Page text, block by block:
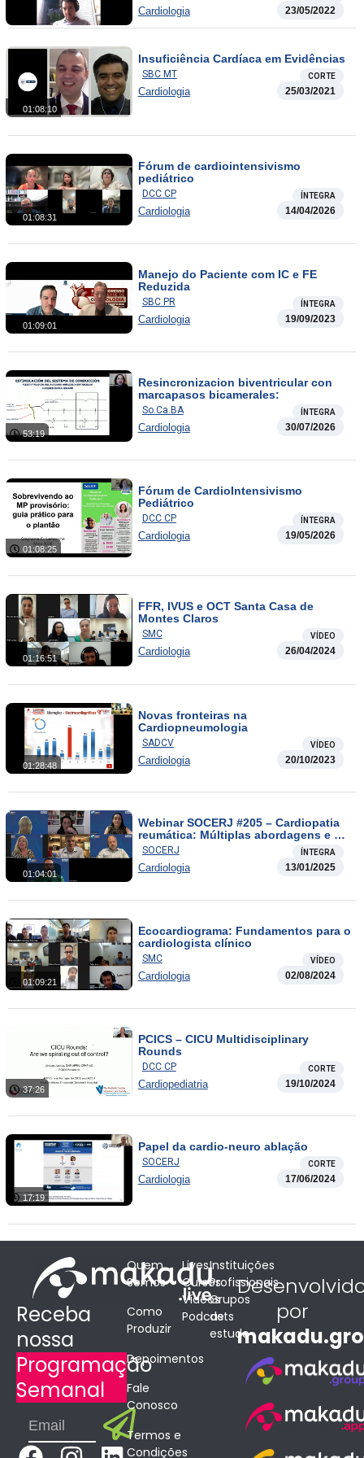
Cardiologia 23/05/2022
01:08:10
Insuficiência Cardíaca em Evidências
SBC MT CORTE
Cardiologia 25/03/2021
01:08:31
Fórum de cardiointensivismo
pediátrico
DCC CP ÍNTEGRA
Cardiologia 14/04/2026
01:09:01
Manejo do Paciente com IC e FE
Reduzida
SBC PR ÍNTEGRA
Cardiologia 19/09/2023
53:19
Resincronizacion biventricular con
marcapasos bicamerales:
So.Ca.BA ÍNTEGRA
Cardiologia 30/07/2026
01:08:25
Fórum de CardioIntensivismo
Pediátrico
DCC CP ÍNTEGRA
Cardiologia 19/05/2026
01:16:51
FFR, IVUS e OCT Santa Casa de
Montes Claros
SMC VÍDEO
Cardiologia 26/04/2024
01:28:48
Novas fronteiras na
Cardiopneumologia
SADCV VÍDEO
Cardiologia 20/10/2023
01:04:01
Webinar SOCERJ #205 – Cardiopatia
reumática: Múltiplas abordagens e o
remodelamento reverso
SOCERJ ÍNTEGRA
Cardiologia 13/01/2025
01:09:21
Ecocardiograma: Fundamentos para o
cardiologista clínico
SMC VÍDEO
Cardiologia 02/08/2024
37:26
PCICS – CICU Multidisciplinary
Rounds
DCC CP CORTE
Cardiopediatria 19/10/2024
17:19
Papel da cardio-neuro ablação
SOCERJ CORTE
Cardiologia 17/06/2024
Receba
nossa
Programação
Semanal
Submit
Quem
Somos
Como
Produzir
Depoimentos
Fale
Conosco
Termos e
Condições
Lives
Cursos
Vídeos
Podcasts
Instituições
Profissionais
Grupos
de
estudo
por